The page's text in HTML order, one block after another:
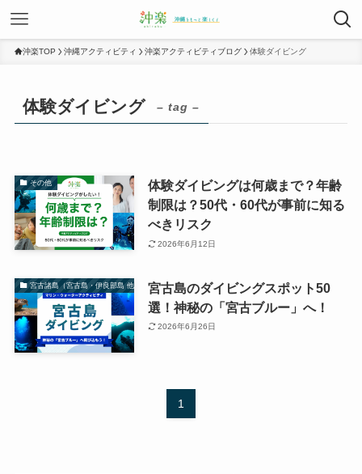
沖楽TOP 沖縄アクティビティ 沖楽アクティビティブログ 体験ダイビング
体験ダイビング – tag –
その他
体験ダイビングは何歳まで？年齢
制限は？50代・60代が事前に知る
べきリスク
2026年6月12日
宮古諸島（宮古島・伊良部島 他）
宮古島のダイビングスポット50
選！神秘の「宮古ブルー」へ！
2026年6月26日
1